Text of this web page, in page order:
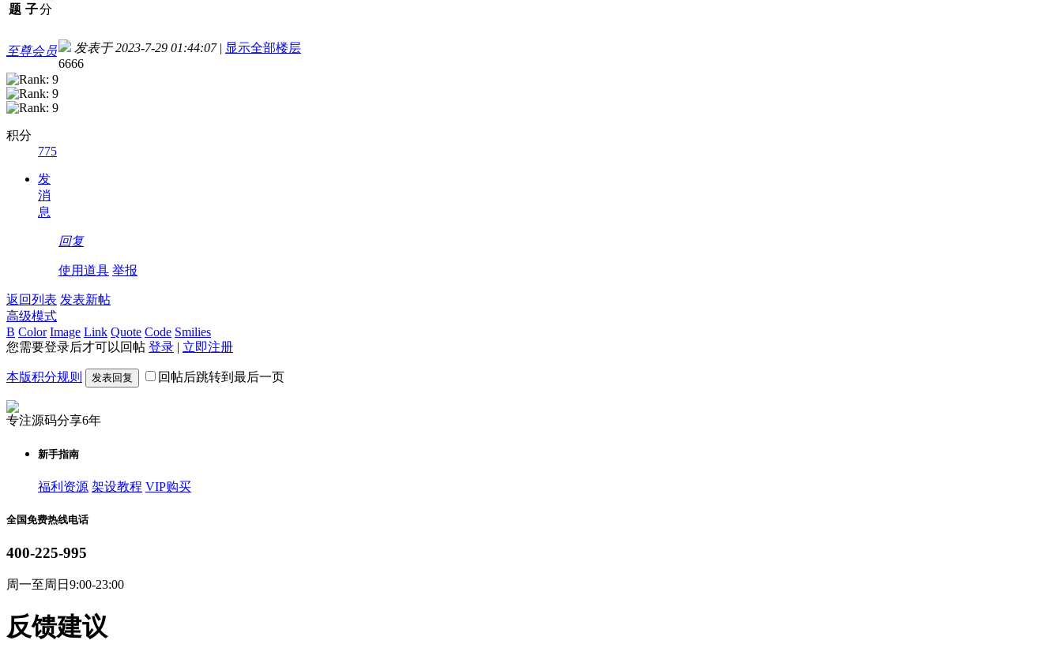
题 子分
至尊会员
积分
775
发
消
息
发表于 2023-7-29 01:44:07 | 显示全部楼层
6666
回复
使用道具 举报
返回列表 发表新帖
高级模式
B Color Image Link Quote Code Smilies
您需要登录后才可以回帖 登录 | 立即注册
本版积分规则 发表回复 回帖后跳转到最后一页
专注源码分享6年
新手指南
福利资源 架设教程 VIP购买
全国免费热线电话
400-225-995
周一至周日9:00-23:00
反馈建议